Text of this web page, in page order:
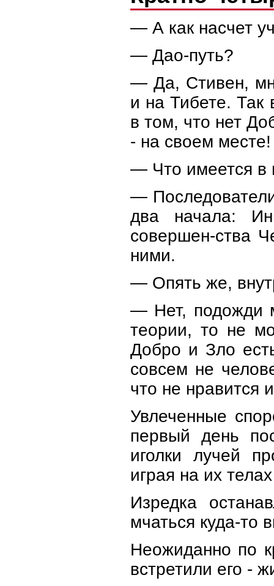
— А как насчет
— Дао-путь?
— Да, Стивен,
и на Тибете. Так
в том, что нет
- на своем месте!
— Что имеется в
—
два начала:
совершен-ства
ними.
— Опять же,
— Нет, подожди
теории, то не
Добро и Зло
совсем не
что не нравится
Увлеченные
первый день
иголки лучей
играя на их
Изредка
мчаться куда-то
Неожиданно по
встретили его -